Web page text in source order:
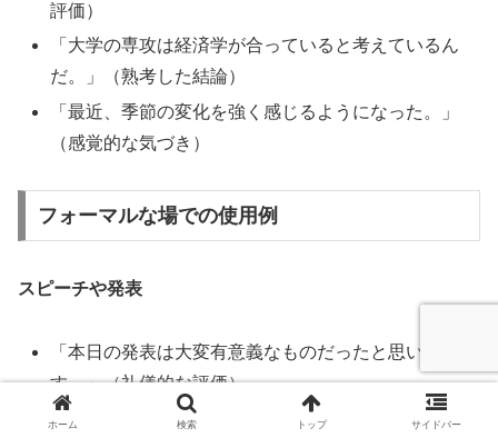
評価）
「大学の専攻は経済学が合っていると考えているん
だ。」（熟考した結論）
「最近、季節の変化を強く感じるようになった。」
（感覚的な気づき）
フォーマルな場での使用例
スピーチや発表
「本日の発表は大変有意義なものだったと思いま
す。」（礼儀的な評価）
「データが示すように、この傾向は今後も続くと考
ホーム 検索 トップ サイドバー